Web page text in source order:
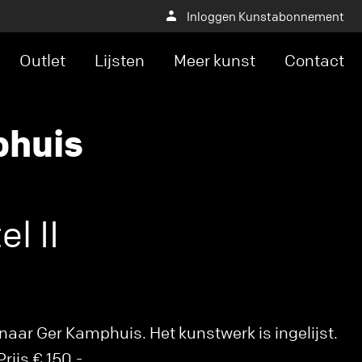
Inloggen Kunstabonnement
Outlet Lijsten Meer kunst Contact
II
Ger Kamphuis. Het kunstwerk is ingelijst.